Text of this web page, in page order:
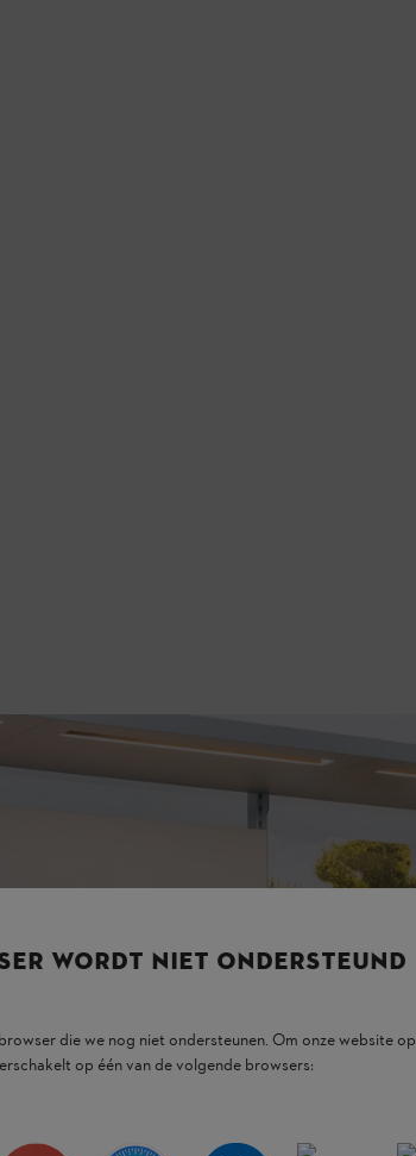
WORDT NIET ONDERSTEUND
die we nog niet ondersteunen. Om onze website
op één van de volgende browsers: